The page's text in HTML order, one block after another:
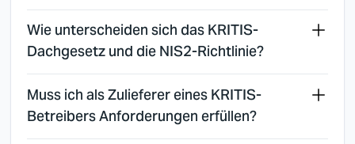
Wie unterscheiden sich das KRITIS-
Dachgesetz und die NIS2-Richtlinie?
Muss ich als Zulieferer eines KRITIS-
Betreibers Anforderungen erfüllen?